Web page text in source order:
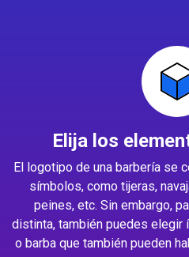
Elija los
El logotipo de una barbería se
símbolos, como tijeras,
peines, etc. Sin embargo,
distinta, también puedes elegir
o barba que también pueden